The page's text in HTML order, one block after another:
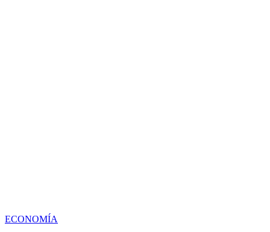
ECONOMÍA